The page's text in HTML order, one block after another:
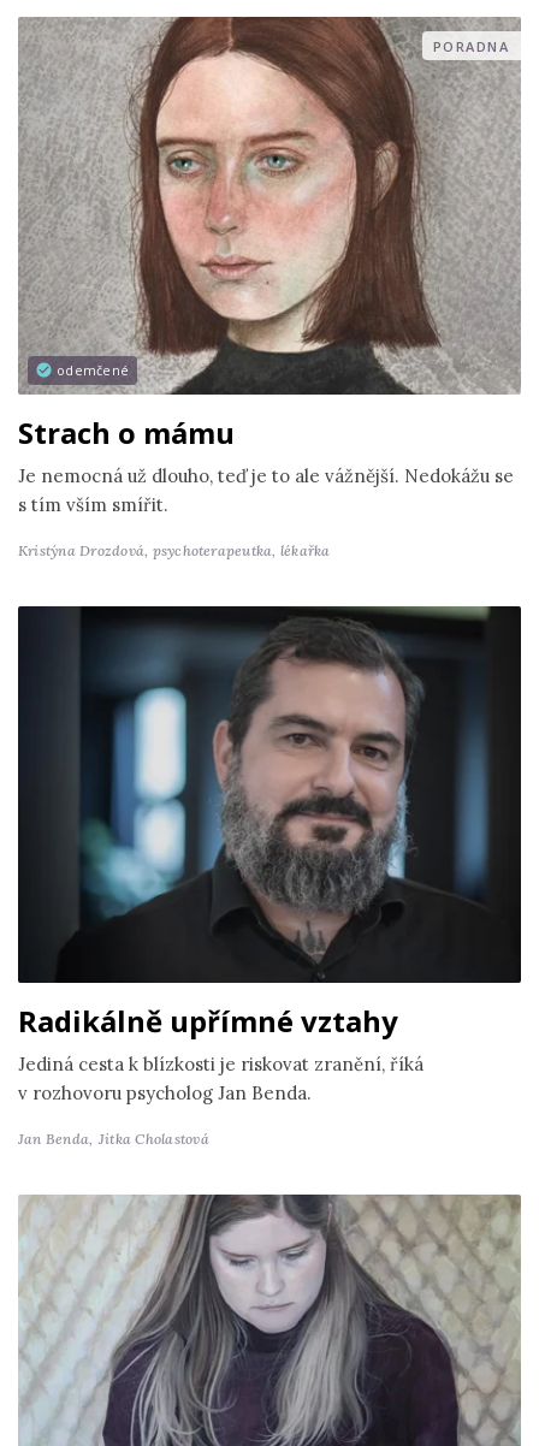
odemčené
PORADNA
Strach o mámu
Je nemocná už dlouho, teď je to ale vážnější. Nedokážu se
s tím vším smířit.
Kristýna Drozdová, psychoterapeutka, lékařka
Radikálně upřímné vztahy
Jediná cesta k blízkosti je riskovat zranění, říká
v rozhovoru psycholog Jan Benda.
Jan Benda, Jitka Cholastová